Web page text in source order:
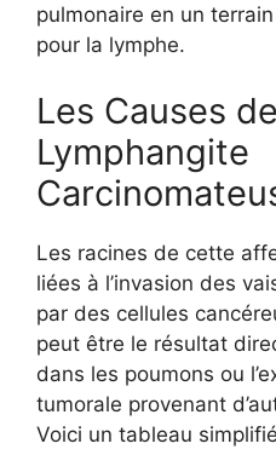
pulmonaire en un
pour la lymphe.
Les Causes
Lymphangite
Les racines de cette
liées à l’invasion des
par des cellules
peut être le résultat
dans les poumons ou
tumorale provenant
Voici un tableau